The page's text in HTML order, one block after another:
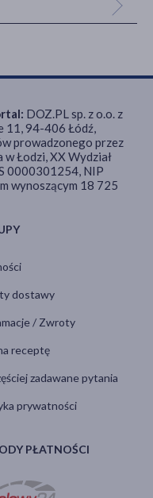
dostawy
/ Zwroty
receptę
zadawane pytania
prywatności
PŁATNOŚCI
DOZ.PL sp. z o.o. z
11, 94-406 Łódź,
prowadzonego przez
w Łodzi, XX Wydział
0000301254, NIP
wynoszącym 18 725